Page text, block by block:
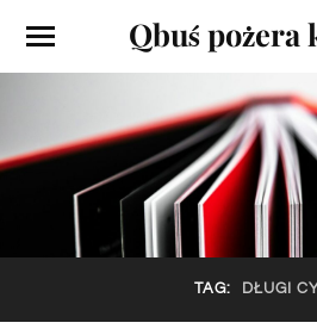
Qbuś pożera
TAG: DŁUGI